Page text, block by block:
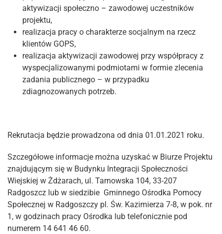
aktywizacji społeczno – zawodowej uczestników
projektu,
realizacja pracy o charakterze socjalnym na rzecz
klientów GOPS,
realizacja aktywizacji zawodowej przy współpracy z
wyspecjalizowanymi podmiotami w formie zlecenia
zadania publicznego – w przypadku
zdiagnozowanych potrzeb.
Rekrutacja będzie prowadzona od dnia 01.01.2021 roku.
Szczegółowe informacje można uzyskać w Biurze Projektu
znajdującym się w Budynku Integracji Społeczności
Wiejskiej w Żdżarach, ul. Tarnowska 104, 33-207
Radgoszcz lub w siedzibie Gminnego Ośrodka Pomocy
Społecznej w Radgoszczy pl. Św. Kazimierza 7-8, w pok. nr
1, w godzinach pracy Ośrodka lub telefonicznie pod
numerem 14 641 46 60.